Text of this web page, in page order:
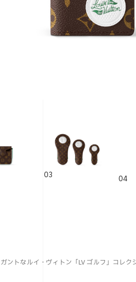
03 04
ントなルイ・ヴィトン「LV ゴルフ」コレ